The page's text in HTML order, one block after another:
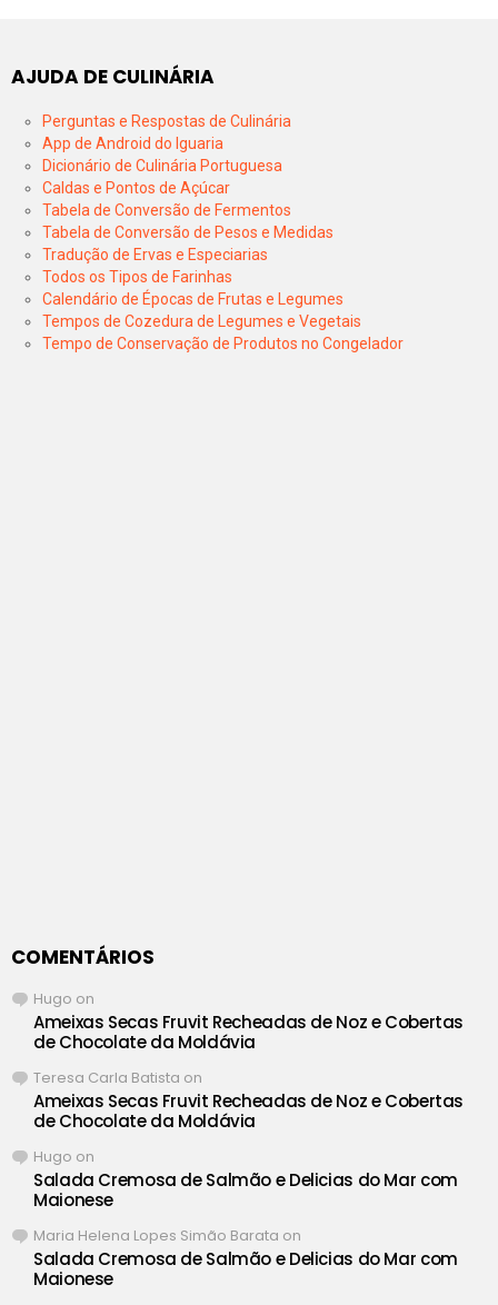
AJUDA DE CULINÁRIA
Perguntas e Respostas de Culinária
App de Android do Iguaria
Dicionário de Culinária Portuguesa
Caldas e Pontos de Açúcar
Tabela de Conversão de Fermentos
Tabela de Conversão de Pesos e Medidas
Tradução de Ervas e Especiarias
Todos os Tipos de Farinhas
Calendário de Épocas de Frutas e Legumes
Tempos de Cozedura de Legumes e Vegetais
Tempo de Conservação de Produtos no Congelador
COMENTÁRIOS
Hugo on
Ameixas Secas Fruvit Recheadas de Noz e Cobertas
de Chocolate da Moldávia
Teresa Carla Batista on
Ameixas Secas Fruvit Recheadas de Noz e Cobertas
de Chocolate da Moldávia
Hugo on
Salada Cremosa de Salmão e Delicias do Mar com
Maionese
Maria Helena Lopes Simão Barata on
Salada Cremosa de Salmão e Delicias do Mar com
Maionese